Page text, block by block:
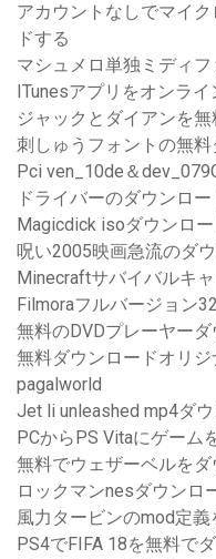
アカウントなしでマイ
ドする
マシュメロ単独ミディ
ITunesアプリをオンラ
ジャックとダイアンを
刺しゅうフォントの無料
Pci ven_10de＆
ドライバーのダウンロー
Magicdick isoダウンロー
呪い2005映画急流のダ
Minecraftサバイバルキ
Filmoraフルバージョン
無料のDVDプレーヤー
無料ダウンロードオリ
pagalworld
Jet li unleashed mp4ダ
PCからPS Vitaにゲーム
無料でウェザーベルをダ
ロックマンnesダウンロ
風力タービンのmod定義
PS4でFIFA 18を無料で